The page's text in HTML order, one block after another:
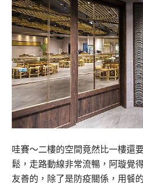
哇賽～二樓的空間竟然比一樓還
鬆，走路動線非常流暢，阿璇覺
友善的，除了是防疫關係，用餐